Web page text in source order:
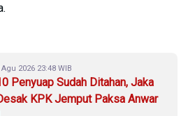
2026 23:48 WIB
Penyuap Sudah Ditahan, Jaka
KPK Jemput Paksa Anwar